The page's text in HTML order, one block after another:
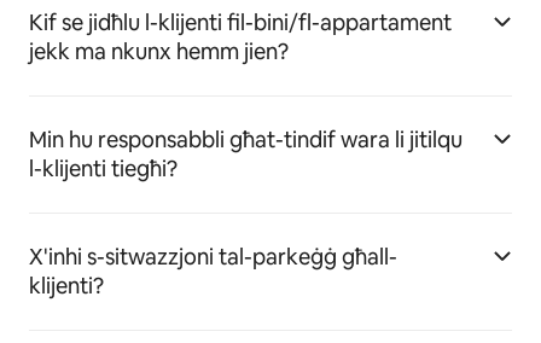
Kif se jidħlu l-klijenti fil-bini/fl-appartament
jekk ma nkunx hemm jien?
Min hu responsabbli għat-tindif wara li jitilqu
l-klijenti tiegħi?
X'inhi s-sitwazzjoni tal-parkeġġ għall-
klijenti?